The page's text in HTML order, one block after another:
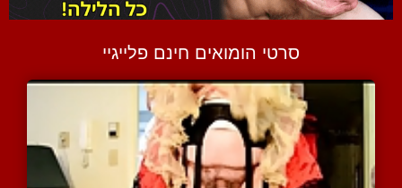
סרטי הומואים חינם פלייגיי